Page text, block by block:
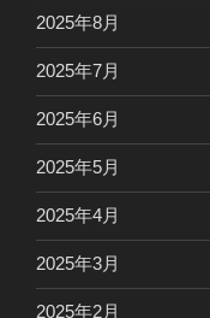
2025年8月
2025年7月
2025年6月
2025年5月
2025年4月
2025年3月
2025年2月